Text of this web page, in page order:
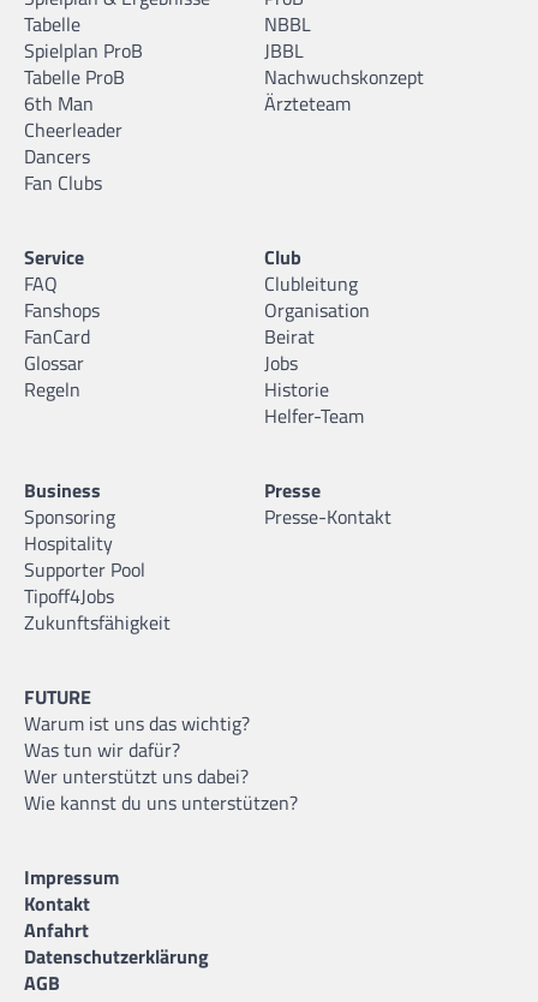
Tabelle
Spielplan ProB
Tabelle ProB
6th Man
Cheerleader
Dancers
Fan Clubs
NBBL
JBBL
Nachwuchskonzept
Ärzteteam
Service
FAQ
Fanshops
FanCard
Glossar
Regeln
Club
Clubleitung
Organisation
Beirat
Jobs
Historie
Helfer-Team
Business
Sponsoring
Hospitality
Supporter Pool
Tipoff4Jobs
Zukunftsfähigkeit
Presse
Presse-Kontakt
FUTURE
Warum ist uns das wichtig?
Was tun wir dafür?
Wer unterstützt uns dabei?
Wie kannst du uns unterstützen?
Impressum
Kontakt
Anfahrt
Datenschutzerklärung
AGB